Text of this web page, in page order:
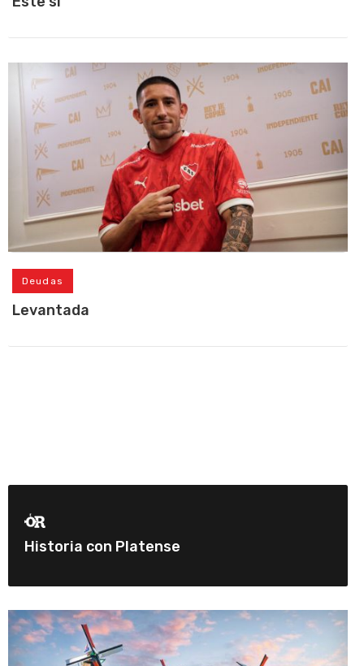
Deudas
Levantada
Historia con Platense